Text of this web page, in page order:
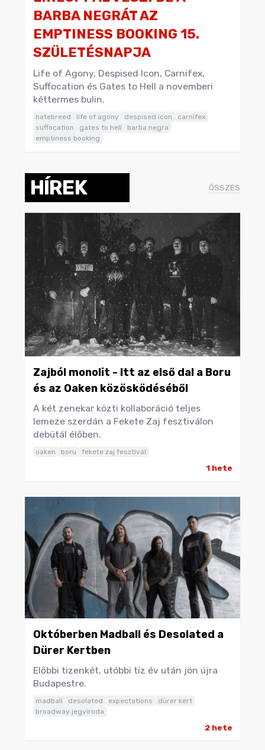
BARBA NEGRÁT AZ
EMPTINESS BOOKING 15.
SZÜLETÉSNAPJA
Life of Agony, Despised Icon, Carnifex,
Suffocation és Gates to Hell a novemberi
kéttermes bulin.
hatebreed life of agony despised icon
carnifex
suffocation
gates to hell
barba negra
emptiness booking
HÍREK ÖSSZES
Zajból monolit - Itt az első dal a Boru
és az Oaken közösködéséből
A két zenekar közti kollaboráció teljes
lemeze szerdán a Fekete Zaj fesztiválon
debütál élőben.
oaken boru fekete zaj fesztivál
1 hete
Októberben Madball és Desolated a
Dürer Kertben
Előbbi tizenkét, utóbbi tíz év után jön újra
Budapestre.
madball desolated expectations
dürer kert
broadway jegyiroda
2 hete